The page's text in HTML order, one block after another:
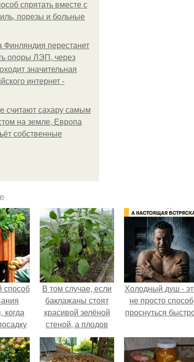
спрятать вместе с
порезы и больные
Финляндия перестанет
опоры ЛЭП, через
значительная
интернет -
считают сахару самым
на земле, Европа
собственные
способ
когда
В том случае, если
баклажаны стоят
красивой зелёной
стеной, а плодов
почти не видно -
радоваться тут
Холодный душ -
не просто способ
проснуться